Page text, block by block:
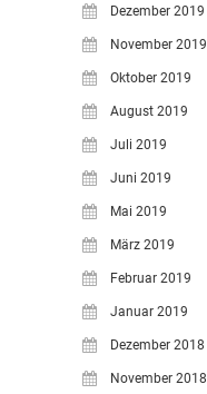
Dezember 2019
November 2019
Oktober 2019
August 2019
Juli 2019
Juni 2019
Mai 2019
März 2019
Februar 2019
Januar 2019
Dezember 2018
November 2018